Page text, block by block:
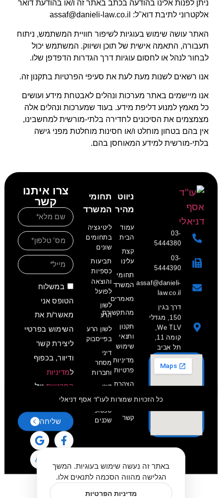
ניתן לפנות אלינו בהודעה בכתב באתר זה ו/או בהודעת דואר
אלקטרוני לתיבת דוא"ל: assaf@danieli-law.co.il
האתר עושה שימוש בעוגיות לשיפור חוויית המשתמש, ניתוח
תעבורה, התאמה אישית של תוכן ושיווק. המשתמש יכול
לבחור לנהל או לחסום עוגיות דרך הגדרות הדפדפן שלו.
אנו רשאים לשנות מעת לעת את סעיפי הפרטיות בתקנון זה.
אנו מיישמים באתר מערכות ונהלים לאבטחת מידע ועושים
כל מאמץ למנוע דליפת מידע. בעוד שמערכות ונהלים אלה
מצמצמים את הסיכונים לחדירה בלתי-מורשית למחשבינו,
אין בהם בטחון מוחלט ו/או חסינות מוחלטת מפני גישה
בלתי-מורשית למידע המאוחסן בהם.
03-
5444380
03-
5444390
assaf@danieli-
law.co.il
דרך בגין
150, מגדלי
We TLV,
תל אביב
ניווט
מהיר
עמוד
הבית
קצת
עלינו
תחומי
המשרד
מאמרים
מהתקשורת
תקנון
ותנאי
שימוש
מדיניות
פרטיות
הצהרת
קשר
תחומי
המשרד
ליטיגציה
בתחומים
שונים
תביעות
כספיות
והוצאה
לפועל
לשון
הרע
לשון הרע
בפייסבוק
דיני
מסחר
וחברות
דיני
עבודה
סכסוכי
שכנים
צרו איתנו
קשר
במשלוח
הטופס אני
מאשר/ת את
השימוש בפרטיי
ליצירת קשר
ודיוור, בכפוף
למדיניות
הפרטיות של
האתר.
שליחה
כל הזכויות שמורות לעו"ד אסף דניאלי
באתר זה נעשה שימוש בעוגיות. המשך
הגלישה מהווה הסכמה לתנאים אלו.
מדיניות הפרטיות